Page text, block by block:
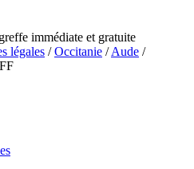
immédiate et gratuite
légales /Occitanie /Aude /